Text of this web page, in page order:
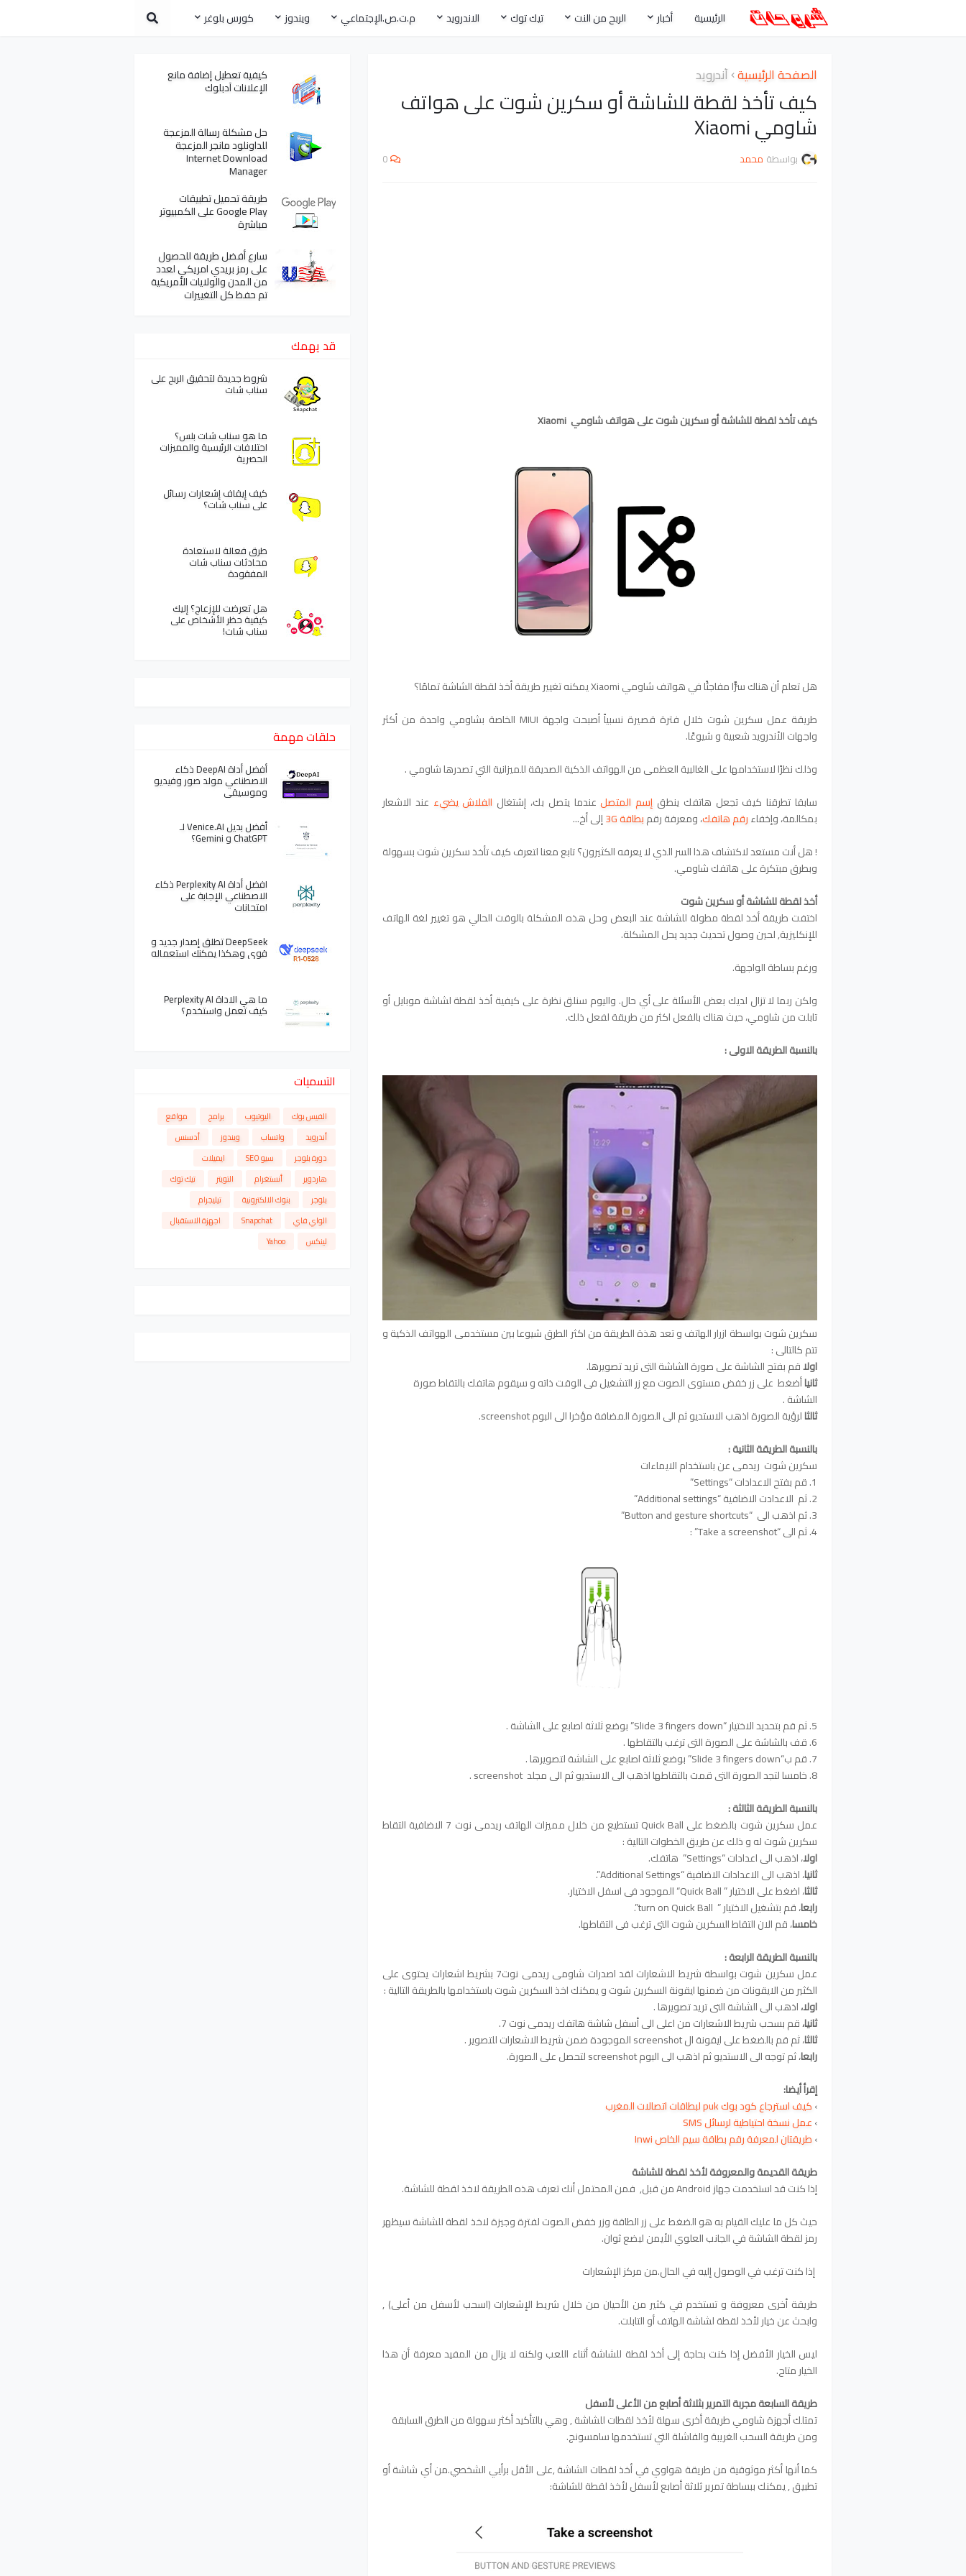
الرئيسية أخبار الربح من النت تيك توك الاندرويد م.ت.ص.الإجتماعي ويندوز كورس بلوغر
الصفحة الرئيسية أندرويد
كيف تأخذ لقطة للشاشة أو سكرين شوت على هواتف
شاومي Xiaomi
بواسطة محمد 0
كيف تأخذ لقطة للشاشة أو سكرين شوت على هواتف شاومي  Xiaomi
هل تعلم أن هناك سرًّا مفاجئًا في هواتف شاومي Xiaomi يمكنه تغيير طريقة أخذ لقطة الشاشة تمامًا؟
طريقة عمل سكرين شوت خلال فترة قصيرة نسبياً أصبحت واجهة MIUI الخاصة بشاومي واحدة من أكثر
واجهات الأندرويد شعبية و شيوعًا.
وذلك نظرًا لاستخدامها على الغالبية العظمى من الهواتف الذكية الصديقة للميزانية التي تصدرها شاومي .
سابقا تطرقنا كيف تجعل هاتفك ينطق إسم المتصلعندما يتصل بك، إشتغال الفلاش يضيء عند الاشعار
بمكالمة، وإخفاءرقم هاتفك، ومعرفة رقمبطاقة 3G
إلى أخ...
! هل أنت مستعد لاكتشاف هذا السر الذي لا يعرفه الكثيرون؟ تابع معنا لتعرف كيف تأخذ سكرين شوت بسهولة
وبطرق مبتكرة على هاتفك شاومي.
أخذ لقطة للشاشة أو سكرين شوت
اختفت طريقة أخذ لقطة مطولة للشاشة عند البعض وحل هذه المشكلة بالوقت الحالي هو تغيير لغة الهاتف
للإنكليزية, لحين وصول تحديث جديد يحل المشكلة.
ورغم بساطة الواجهة.
ولكن ربما لا تزال لديك بعض الأسئلة على أي حال. واليوم سنلق نظرة على كيفية أخذ لقطة لشاشة موبايل أو
تابلت من شاومي، حيث هناك بالفعل اكثر من طريقة لفعل ذلك.
بالنسبة الطريقة الاولى :
سكرين شوت بواسطة ازرار الهاتف و تعد هذة الطريقة من اكثر الطرق شيوعا بين مستخدمى الهواتف الذكية و
تتم كالتالى :
اولاقم بفتح الشاشة على صورة الشاشة التى تريد تصويرها.
ثانياأضغط على زر خفض مستوى الصوت مع زر التشغيل فى الوقت ذاتهو سيقوم هاتفك بالتقاط صورة
الشاشة .
ثالثالرؤية الصورة اذهب الاستديو ثم الى الصورة المضافة مؤخرا الى البوم screenshot.
بالنسبة الطريقة الثانية :
سكرين شوت ريدمى عن باستخدام الايماءات
1. قم بفتح الاعدادات “Settings”
2. ثم الاعدادت الاضافية “Additional settings”
3. ثم اذهب الى “Button and gesture shortcuts”
4. ثم الى “Take a screenshot” :
5. ثم قم بتحديد الاختيار “Slide 3 fingers down” بوضع ثلاثة اصابع على الشاشة .
6. قف بالشاشة على الصورة التى ترغب بالتقاطها .
7. قم ب“Slide 3 fingers down” بوضع ثلاثة اصابع على الشاشة لتصويرها .
8. خامسا لتجد الصورة التى قمت بالتقاطها اذهب الى الاستديو ثم الى مجلد screenshot .
بالنسبة الطريقة الثالثة :
عمل سكرين شوت بالضغط على Quick Ball تستطيع من خلال مميزات الهاتف ريدمى نوت 7 الاضافية التقاط
سكرين شوت له و ذلك عن طريق الخطوات التالية :
اولا،اذهب الى اعدادات “Settings” هاتفك.
ثانيا،اذهب الى الاعدادات الاضافية “Additional Settings”.
ثالثا،اضغط على الاختيار ” Quick Ball“ الموجود فى اسفل الاختيار.
رابعا،قم بتشغيل الاختيار ” turn on Quick Ball”.
خامسا،قم الان التقاط السكرين شوت التى ترغب فى التقاطها.
بالنسبة الطريقة الرابعة :
عمل سكرين شوت بواسطة شريط الاشعارات لقد اصدرات شاومى ريدمى نوت7 بشريط اشعارات يحتوى على
الكثير من الايقونات من ضمنها ايقونة السكرين شوت و يمكنك اخذ السكرين شوت باستخدامها بالطريقة التالية :
اولا،اذهب الى الشاشة التى تريد تصويرها .
ثانيا،قم بسحب شريط الاشعارات من اعلى الى أسفل شاشة هاتفك ريدمى نوت 7.
ثالثا،ثم قم بالضغط على ايقونة ال screenshot الموجودة ضمن شريط الاشعارات للتصوير .
رابعا،ثم توجه الى الاستديو ثم اذهب الى البوم screenshot لتحصل على الصورة.
إقرأ أيضا:
›كيف استرجاع كود بوك puk لبطاقات اتصالات المغرب
›عمل نسخة احتياطية لرسائل SMS
›طريقتان لمعرفة رقم بطاقة سيم الخاص Inwi
طريقة القديمة والمعروفة لأخذ لقطة للشاشة
إذا كنت قد استخدمت جهاز Android من قبل, فمن المحتمل أنك تعرف هذه الطريقة لاخذ لقطة للشاشة.
حيث كل ما عليك القيام به هو الضغط على زر الطاقة وزر خفض الصوت لفترة وجيزة لاخذ لقطة للشاشة سيظهر
رمز لقطة الشاشة في الجانب العلوي الأيمن لبضع ثوان.
إذا كنت ترغب في الوصول إليه في الحال.من مركز الإشعارات
طريقة أخرى معروفة و تستخدم في كثير من الأحيان من خلال شريط الإشعارات (اسحب لأسفل من أعلى) ,
وابحث عن خيار لأخذ لقطة لشاشة الهاتف أو التابلت.
ليس الخيار الأفضل إذا كنت بحاجة إلى أخذ لقطة للشاشة أثناء اللعب ولكنه لا يزال من المفيد معرفة أن هذا
الخيار متاح.
طريقة السابعة مجربة التمرير بثلاثة أصابع من الأعلى لأسفل
تمتلك أجهزة شاومي طريقة أخرى سهلة لأخذ لقطات للشاشة , وهي بالتأكيد أكثر سهولة من الطرق السابقة
ومن طريقة السحب الغريبة والفاشلة التي تستخدمها سامسونج.
كما أنها أكثر موثوقية من طريقة هواوي في أخذ لقطات الشاشة ,على الأقل برأيي الشخصي.من أي شاشة أو
تطبيق , يمكنك ببساطة تمرير ثلاثة أصابع لأسفل لأخذ لقطة للشاشة:
كيفية تعطيل إضافة مانع
الإعلانات آدبلوك
حل مشكلة رسالة المزعجة
للداونلود مانجر المزعجة
Internet Download
Manager
طريقة تحميل تطبيقات
Google Play على الكمبيوتر
مباشرة
سارع أفضل طريقة للحصول
على رمز بريدي امريكي لعدد
من المدن والولايات الأمريكية
تم حفظ كل التغييرات
قد يهمك
شروط جديدة لتحقيق الربح على
سناب شات
ما هو سناب شات بلس؟
اختلافات الرئيسية والمميزات
الحصرية
كيف إيقاف إشعارات رسائل
على سناب شات؟
طرق فعالة لاستعادة
محادثات سناب شات
المفقودة
هل تعرضت للإزعاج؟ إليك
كيفية حظر الأشخاص على
سناب شات!
حلقات مهمة
أفضل أداة DeepAI ذكاء
الاصطناعي مولد صور وفيديو
وموسيقى
أفضل بديل Venice.AI لـ
ChatGPT و Gemini؟
افضل أداة Perplexity AI ذكاء
الاصطناعي الإجابة على
امتحانات
DeepSeek تطلق إصدار جديد و
قوي وهكذا يمكنك استعماله
ما هي الاداة Perplexity AI
كيف تعمل واستخدم؟
التسميات
الفيس بوك اليوتيوب برامج
مواقع
أندرويد
واتساب ويندوز
أدسنس
دورة بلوجر
سيو SEO
ايميلات
هاردوير
أنستغرام التويتر
تيك توك
بلوجر
بنوك الالكترونية
تيليجرام
الواي فاي
Snapchat
اجهزة الاستقبال
لينكس
Yahoo